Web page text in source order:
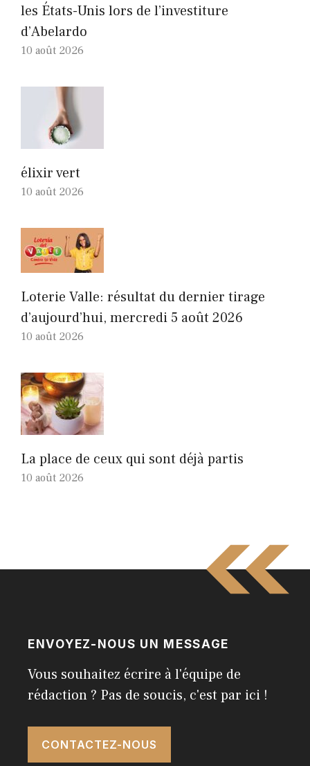
les États-Unis lors de l’investiture
d’Abelardo
10 août 2026
élixir vert
10 août 2026
Loterie Valle: résultat du dernier tirage
d’aujourd’hui, mercredi 5 août 2026
10 août 2026
La place de ceux qui sont déjà partis
10 août 2026
ENVOYEZ-NOUS UN MESSAGE
Vous souhaitez écrire à l'équipe de
rédaction ? Pas de soucis, c'est par ici !
CONTACTEZ-NOUS